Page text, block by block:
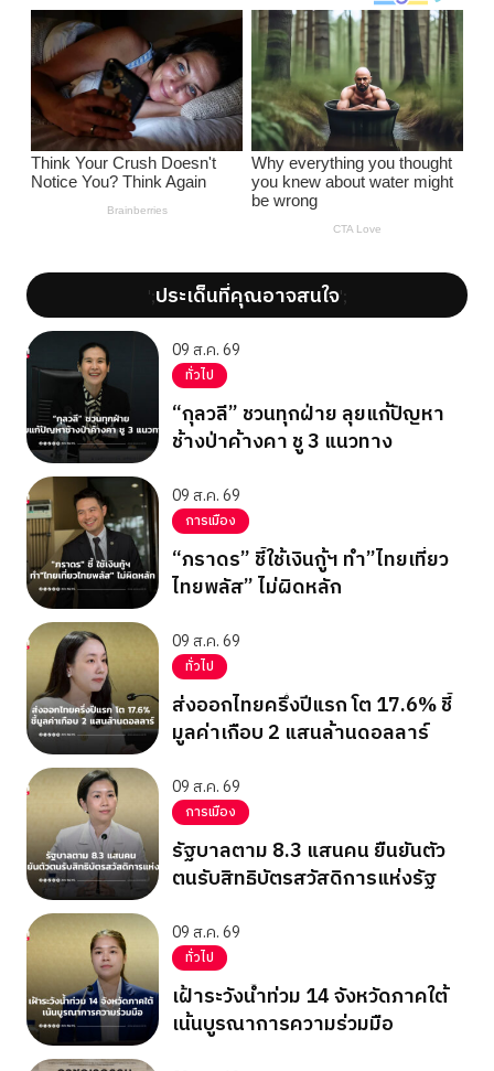
';ประเด็นที่คุณอาจสนใจ';
09 ส.ค. 69
ทั่วไป
“กุลวลี” ชวนทุกฝ่าย ลุยแก้ปัญหา
ช้างป่าค้างคา ชู 3 แนวทาง
09 ส.ค. 69
การเมือง
“ภราดร” ชี้ใช้เงินกู้ฯ ทำ”ไทยเที่ยว
ไทยพลัส” ไม่ผิดหลัก
09 ส.ค. 69
ทั่วไป
ส่งออกไทยครึ่งปีแรก โต 17.6% ชี้
มูลค่าเกือบ 2 แสนล้านดอลลาร์
09 ส.ค. 69
การเมือง
รัฐบาลตาม 8.3 แสนคน ยืนยันตัว
ตนรับสิทธิบัตรสวัสดิการแห่งรัฐ
09 ส.ค. 69
ทั่วไป
เฝ้าระวังน้ำท่วม 14 จังหวัดภาคใต้
เน้นบูรณาการความร่วมมือ